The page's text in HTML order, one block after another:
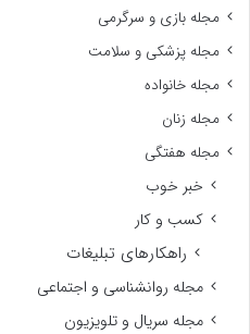
مجله بازی و سرگرمی
مجله پزشکی و سلامت
مجله خانواده
مجله زنان
مجله هفتگی
خبر خوب
کسب و کار
راهکارهای تبلیغات
مجله روانشناسی و اجتماعی
مجله سریال و تلویزیون